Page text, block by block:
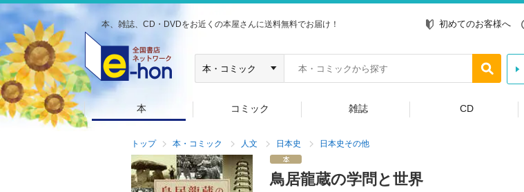
本、雑誌、CD・DVDをお近くの本屋さんに送料無料でお届け！ 初めてのお客様へ
本 コミック 雑誌 CD
トップ 本・コミック 人文 日本史 日本史その他
鳥居龍蔵の学問と世界